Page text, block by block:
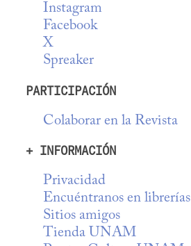
Instagram
Facebook
X
Spreaker
PARTICIPACIÓN
Colaborar en la Revista
+ INFORMACIÓN
Privacidad
Encuéntranos en librerías
Sitios amigos
Tienda UNAM